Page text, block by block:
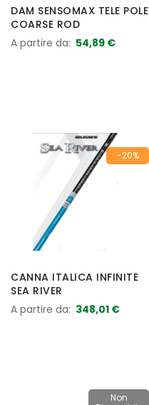
DAM SENSOMAX TELE POLE
COARSE ROD
A partire da 54,89 €
-20%
CANNA ITALICA INFINITE
SEA RIVER
A partire da 348,01 €
Non